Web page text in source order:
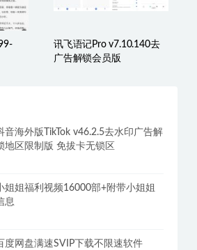
讯飞语记Pro v7.10.140去
广告解锁会员版
音海外版TikTok v46.2.5去水印广告解
地区限制版 免拔卡无锁区
姐姐福利视频16000部+附带小姐姐
息
度网盘满速SVIP下载不限速软件